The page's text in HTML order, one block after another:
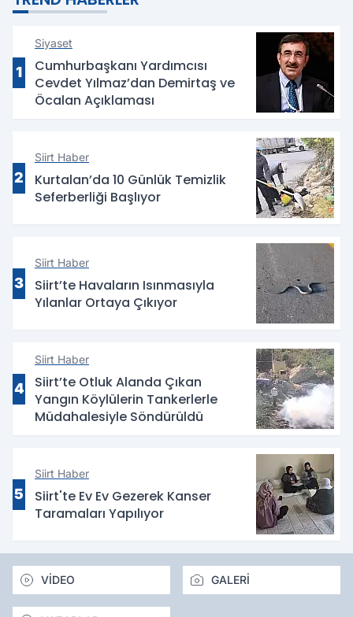
1
Siyaset
Cumhurbaşkanı Yardımcısı
Cevdet Yılmaz’dan Demirtaş ve
Öcalan Açıklaması
2
Siirt Haber
Kurtalan’da 10 Günlük Temizlik
Seferberliği Başlıyor
3
Siirt Haber
Siirt’te Havaların Isınmasıyla
Yılanlar Ortaya Çıkıyor
4
Siirt Haber
Siirt’te Otluk Alanda Çıkan
Yangın Köylülerin Tankerlerle
Müdahalesiyle Söndürüldü
5
Siirt Haber
Siirt'te Ev Ev Gezerek Kanser
Taramaları Yapılıyor
VİDEO GALERİ